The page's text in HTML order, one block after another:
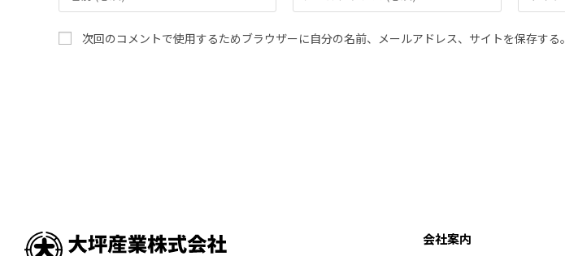
次回のコメントで使用するためブラウザーに自分の名前、メールアドレス、サイトを保存する。
会社案内